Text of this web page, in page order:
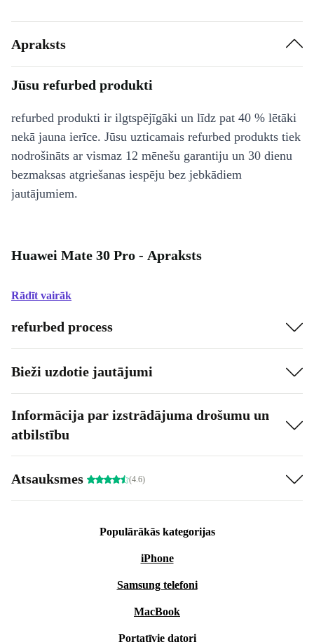
Apraksts
Jūsu refurbed produkti
refurbed produkti ir ilgtspējīgāki un līdz pat 40 % lētāki
nekā jauna ierīce. Jūsu uzticamais refurbed produkts tiek
nodrošināts ar vismaz 12 mēnešu garantiju un 30 dienu
bezmaksas atgriešanas iespēju bez jebkādiem
jautājumiem.
Huawei Mate 30 Pro - Apraksts
Rādīt vairāk
refurbed process
Bieži uzdotie jautājumi
Informācija par izstrādājuma drošumu un
atbilstību
Atsauksmes (4.6)
Populārākās kategorijas
iPhone
Samsung telefoni
MacBook
Portatīvie datori